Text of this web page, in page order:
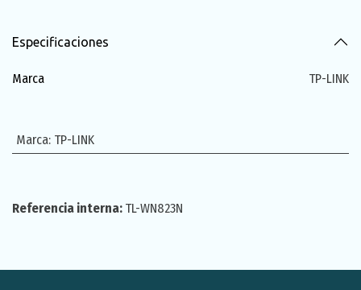
Especificaciones
Marca TP-LINK
Marca: TP-LINK
Referencia interna: TL-WN823N